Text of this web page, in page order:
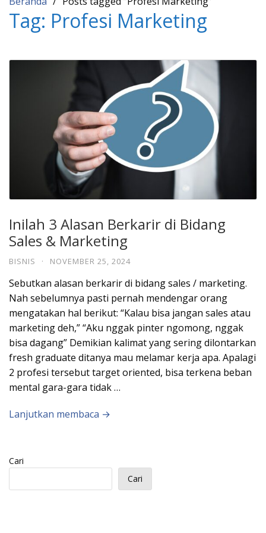
Tag: Profesi Marketing
Inilah 3 Alasan Berkarir di Bidang
Sales & Marketing
BISNIS · NOVEMBER 25, 2024
Sebutkan alasan berkarir di bidang sales / marketing.
Nah sebelumnya pasti pernah mendengar orang
mengatakan hal berikut: “Kalau bisa jangan sales atau
marketing deh,” “Aku nggak pinter ngomong, nggak
bisa dagang” Demikian kalimat yang sering dilontarkan
fresh graduate ditanya mau melamar kerja apa. Apalagi
2 profesi tersebut target oriented, bisa terkena beban
mental gara-gara tidak …
Lanjutkan membaca →
Cari
Cari